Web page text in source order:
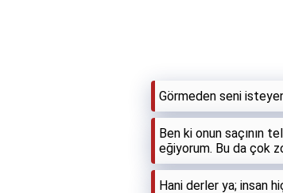
Görmeden seni
Ben ki onun saçının
eğiyorum. Bu da çok
Hani derler ya; insan